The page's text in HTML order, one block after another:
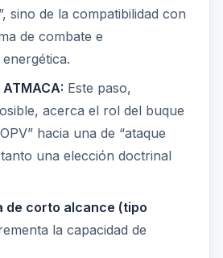
sino de la compatibilidad con
de combate e
Este paso,
acerca el rol del buque
hacia una de “ataque
tanto una elección doctrinal
de corto alcance (tipo
la capacidad de